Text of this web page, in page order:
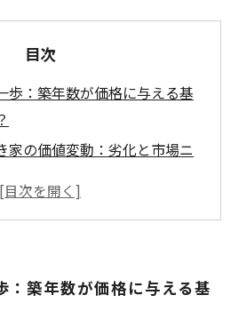
目次
歩：築年数が価格に与える基
家の価値変動：劣化と市場ニ
性：築年数が経っても高値で
でも売却成功！価格を最大
：築年数が価格に与える基